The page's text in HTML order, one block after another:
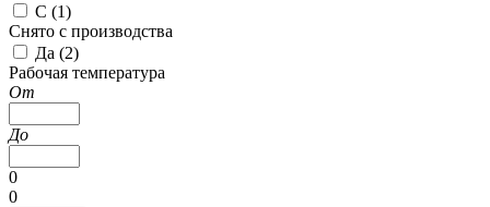
C (1)
Снято с производства
Да (2)
Рабочая температура
От
До
0
0